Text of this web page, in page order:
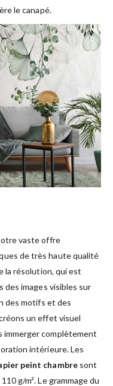
le canapé.
vaste offre
de très haute qualité
la résolution, qui est
images visibles sur
des motifs et des
un effet visuel
immerger complètement
intérieure. Les
peint chambresont
g/m². Le grammage du